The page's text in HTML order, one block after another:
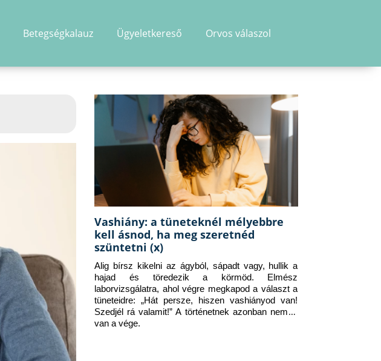
Betegségkalauz Ügyeletkereső Orvos válaszol
Vashiány: a tüneteknél mélyebbre
kell ásnod, ha meg szeretnéd
szüntetni (x)
Alig bírsz kikelni az ágyból, sápadt vagy, hullik a
hajad és töredezik a körmöd. Elmész
laborvizsgálatra, ahol végre megkapod a választ a
tüneteidre: „Hát persze, hiszen vashiányod van!
Szedjél rá valamit!” A történetnek azonban nem itt
van a vége.